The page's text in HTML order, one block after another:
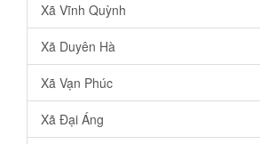
Xã Vĩnh Quỳnh
Xã Duyên Hà
Xã Vạn Phúc
Xã Đại Áng